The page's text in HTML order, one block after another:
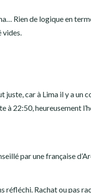
Rien de logique en
car à Lima il y a un
22:50, heureusement
par une française
réfléchi. Rachat ou pas